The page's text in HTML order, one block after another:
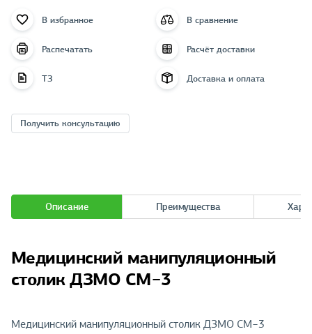
В избранное В сравнение
Распечатать Расчёт доставки
ТЗ Доставка и оплата
Получить консультацию
Описание Преимущества
Медицинский манипуляционный
столик ДЗМО СМ−3
Медицинский манипуляционный столик ДЗМО СМ−3